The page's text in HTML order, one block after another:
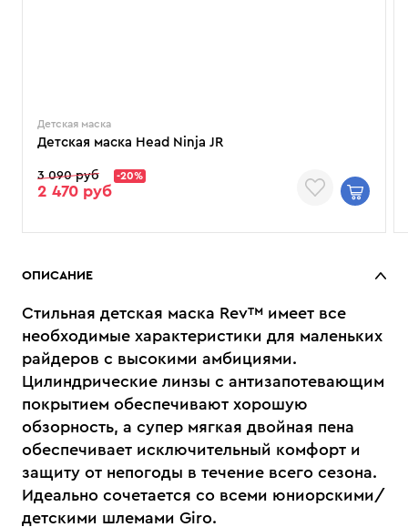
Детская маска
Детская маска Head Ninja JR
3 090 руб -20%
2 470 руб
ОПИСАНИЕ
Стильная детская маска Rev™ имеет все
необходимые характеристики для маленьких
райдеров с высокими амбициями.
Цилиндрические линзы с антизапотевающим
покрытием обеспечивают хорошую
обзорность, а супер мягкая двойная пена
обеспечивает исключительный комфорт и
защиту от непогоды в течение всего сезона.
Идеально сочетается со всеми юниорскими/
детскими шлемами Giro.